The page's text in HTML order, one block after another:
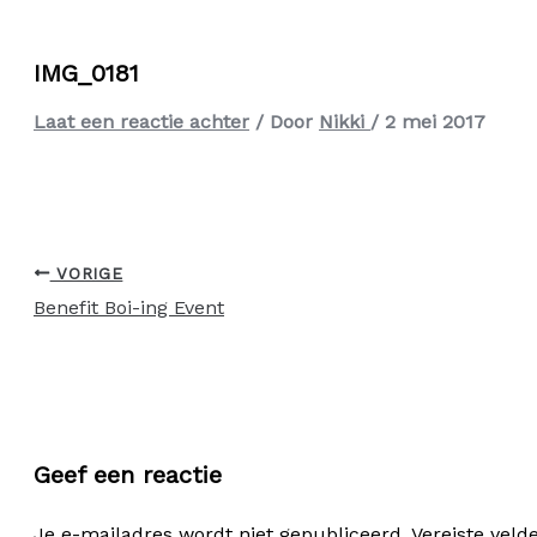
IMG_0181
Laat een reactie achter / Door Nikki / 2 mei 2017
VORIGE
Benefit Boi-ing Event
Geef een reactie